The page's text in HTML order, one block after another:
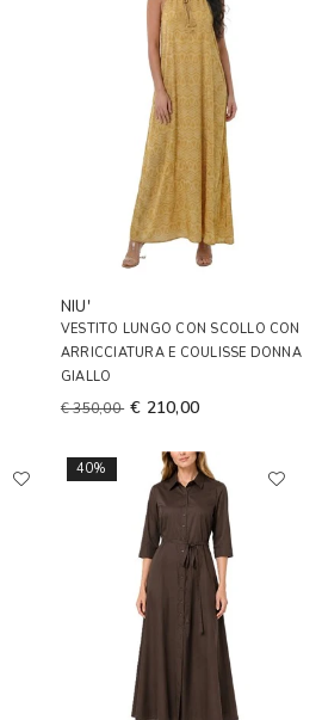
NIU'
VESTITO LUNGO CON SCOLLO CON
ARRICCIATURA E COULISSE DONNA
GIALLO
€ 350,00 € 210,00
40%